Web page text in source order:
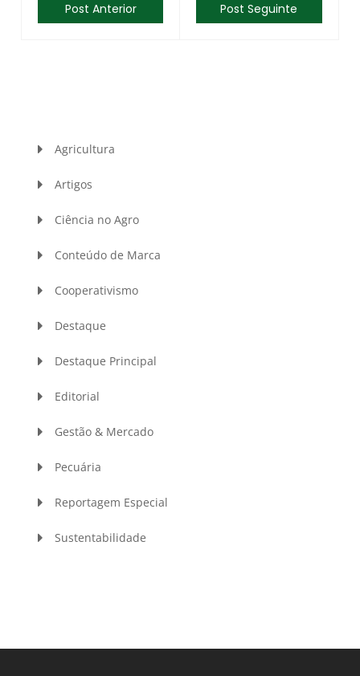
Post Anterior Post Seguinte
Agricultura
Artigos
Ciência no Agro
Conteúdo de Marca
Cooperativismo
Destaque
Destaque Principal
Editorial
Gestão & Mercado
Pecuária
Reportagem Especial
Sustentabilidade